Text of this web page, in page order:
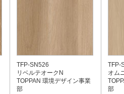
TFP-SN526
リベルテオークN
TOPPAN 環境デザイン事業
部
TFP-
オム
部